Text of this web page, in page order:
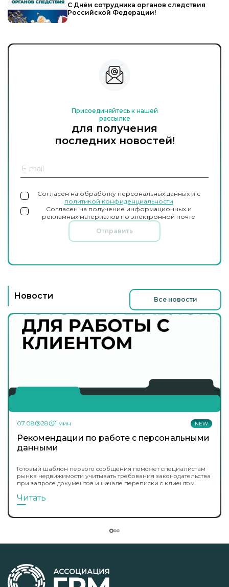
С Днём сотрудника органов следствия
Российской Федерации!
Присоединяйтесь к нашей
рассылке
для получения
последних новостей!
Согласен на обработку персональных данных и с
политикой конфиденциальности
Согласен на получение информационных и
рекламных материалов по электронной почте
Отправить
Новости Все новости
NEW
07.08 28 1 мин
Рекомендации по работе с персональными
данными
Готовый шаблон первого сообщения поможет специалистам
рынка недвижимости учитывать требования законодательства
при запросе документов и начале переписки с клиентом
Читать